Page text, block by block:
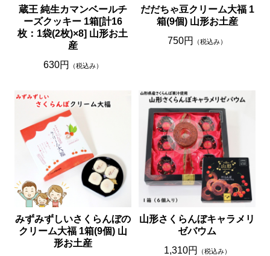
蔵王 純生カマンベールチ
ーズクッキー 1箱[計16
枚：1袋(2枚)×8] 山形お土
産
630円
（税込み）
だだちゃ豆クリーム大福 1
箱(9個) 山形お土産
750円
（税込み）
みずみずしいさくらんぼの
クリーム大福 1箱(9個) 山
形お土産
山形さくらんぼキャラメリ
ゼバウム
1,310円
（税込み）